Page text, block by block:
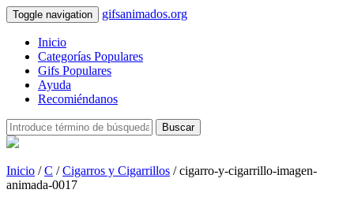
Toggle navigation gifsanimados.org
Inicio
Categorías Populares
Gifs Populares
Ayuda
Recomiéndanos
Buscar
Inicio /C /Cigarros y Cigarrillos / cigarro-y-cigarrillo-imagen-
animada-0017